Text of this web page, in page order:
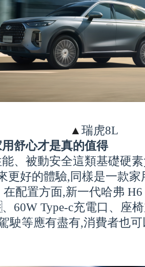
▲瑞虎8L
舒心才是真的值得
、被動安全這類基礎
更好的體驗,同樣是一款
。在配置方面,新一代哈弗
Type-c充電口、座
駛等應有盡有,消費者也